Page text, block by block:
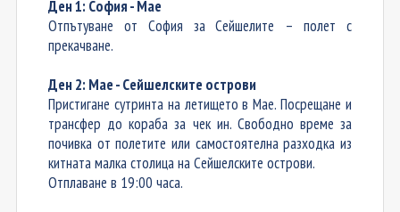
Ден 1: София - Мае
Отпътуване от София за Сейшелите –полет с
прекачване.
Ден 2: Мае - Сейшелските острови
Пристигане сутринта на летището в Мае. Посрещане и
трансфер до кораба за чек ин. Свободно време за
почивка от полетите или самостоятелна разходка из
китната малка столица на Сейшелските острови.
Отплаване в 19:00 часа.